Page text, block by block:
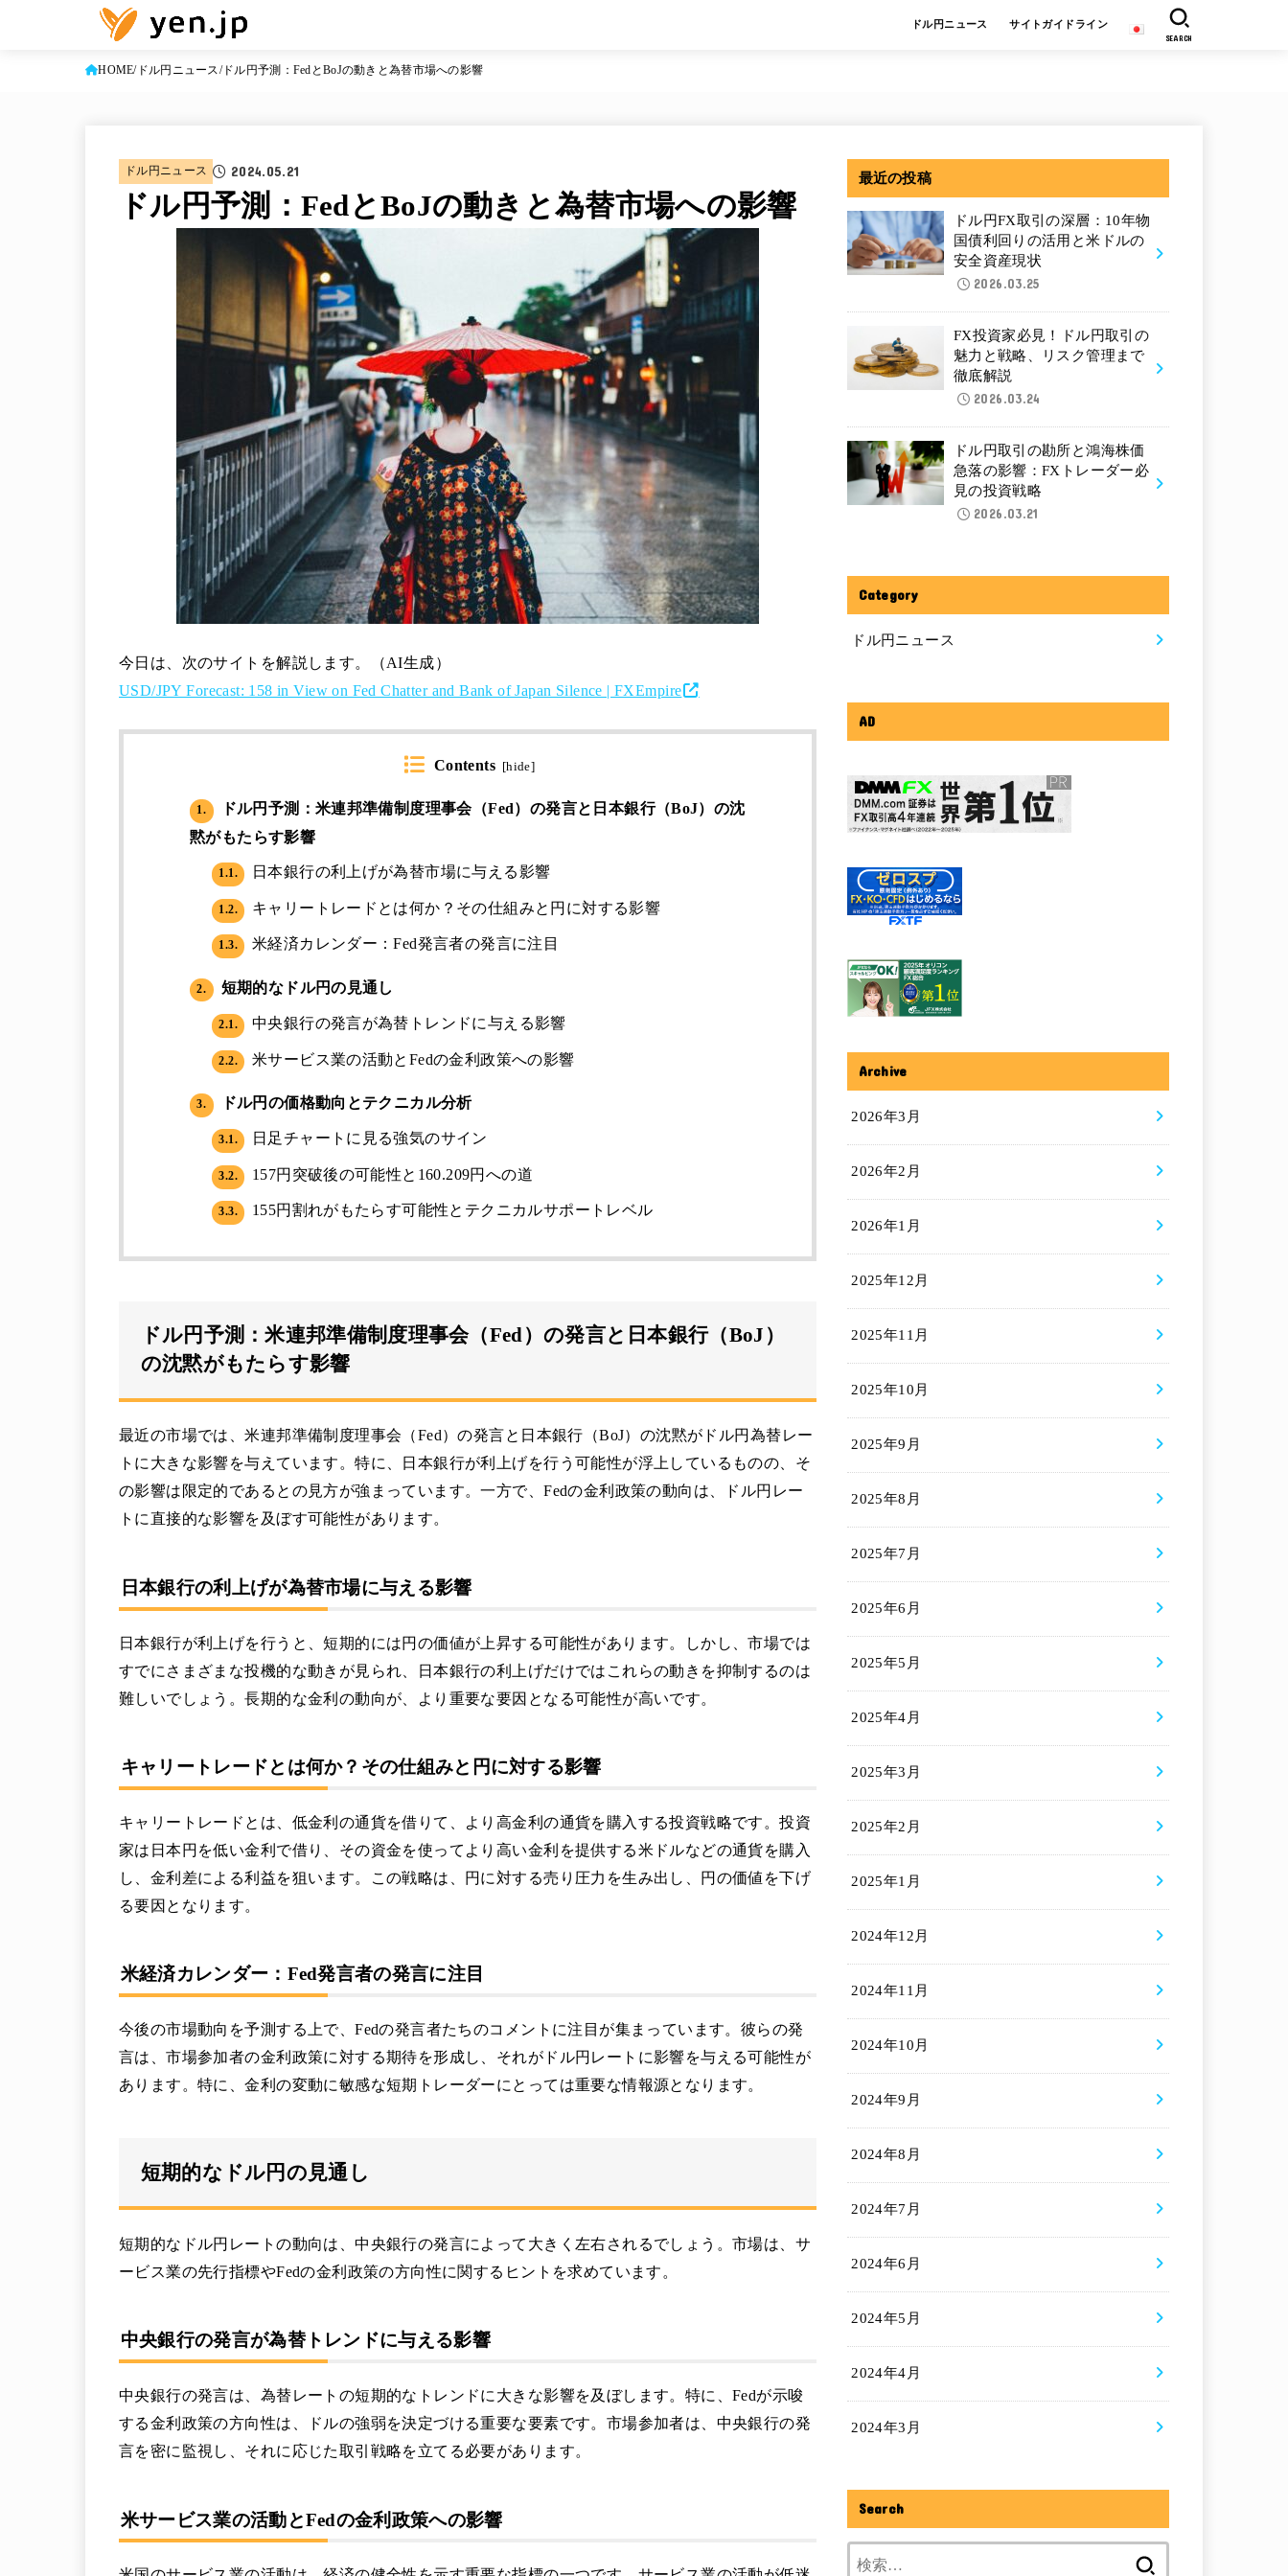
ドル円ニュース サイトガイドライン
SEARCH
HOME ドル円ニュース ドル円予測：FedとBoJの動きと為替市場への影響
ドル円ニュース 2024.05.21
ドル円予測：FedとBoJの動きと為替市場への影響
今日は、次のサイトを解説します。（AI生成）
USD/JPY Forecast: 158 in View on Fed Chatter and Bank of Japan Silence | FXEmpire
Contents [hide]
1.
ドル円予測：米連邦準備制度理事会（Fed）の発言と日本銀行（BoJ）の沈
黙がもたらす影響
1.1. 日本銀行の利上げが為替市場に与える影響
1.2. キャリートレードとは何か？その仕組みと円に対する影響
1.3. 米経済カレンダー：Fed発言者の発言に注目
2. 短期的なドル円の見通し
2.1. 中央銀行の発言が為替トレンドに与える影響
2.2. 米サービス業の活動とFedの金利政策への影響
3. ドル円の価格動向とテクニカル分析
3.1. 日足チャートに見る強気のサイン
3.2. 157円突破後の可能性と160.209円への道
3.3. 155円割れがもたらす可能性とテクニカルサポートレベル
ドル円予測：米連邦準備制度理事会（Fed）の発言と日本銀行（BoJ）
の沈黙がもたらす影響
最近の市場では、米連邦準備制度理事会（Fed）の発言と日本銀行（BoJ）の沈黙がドル円為替レー
トに大きな影響を与えています。特に、日本銀行が利上げを行う可能性が浮上しているものの、そ
の影響は限定的であるとの見方が強まっています。一方で、Fedの金利政策の動向は、ドル円レー
トに直接的な影響を及ぼす可能性があります。
日本銀行の利上げが為替市場に与える影響
日本銀行が利上げを行うと、短期的には円の価値が上昇する可能性があります。しかし、市場では
すでにさまざまな投機的な動きが見られ、日本銀行の利上げだけではこれらの動きを抑制するのは
難しいでしょう。長期的な金利の動向が、より重要な要因となる可能性が高いです。
キャリートレードとは何か？その仕組みと円に対する影響
キャリートレードとは、低金利の通貨を借りて、より高金利の通貨を購入する投資戦略です。投資
家は日本円を低い金利で借り、その資金を使ってより高い金利を提供する米ドルなどの通貨を購入
し、金利差による利益を狙います。この戦略は、円に対する売り圧力を生み出し、円の価値を下げ
る要因となります。
米経済カレンダー：Fed発言者の発言に注目
今後の市場動向を予測する上で、Fedの発言者たちのコメントに注目が集まっています。彼らの発
言は、市場参加者の金利政策に対する期待を形成し、それがドル円レートに影響を与える可能性が
あります。特に、金利の変動に敏感な短期トレーダーにとっては重要な情報源となります。
短期的なドル円の見通し
短期的なドル円レートの動向は、中央銀行の発言によって大きく左右されるでしょう。市場は、サ
ービス業の先行指標やFedの金利政策の方向性に関するヒントを求めています。
中央銀行の発言が為替トレンドに与える影響
中央銀行の発言は、為替レートの短期的なトレンドに大きな影響を及ぼします。特に、Fedが示唆
する金利政策の方向性は、ドルの強弱を決定づける重要な要素です。市場参加者は、中央銀行の発
言を密に監視し、それに応じた取引戦略を立てる必要があります。
米サービス業の活動とFedの金利政策への影響
最近の投稿
ドル円FX取引の深層：10年物
国債利回りの活用と米ドルの
安全資産現状
2026.03.25
FX投資家必見！ドル円取引の
魅力と戦略、リスク管理まで
徹底解説
2026.03.24
ドル円取引の勘所と鴻海株価
急落の影響：FXトレーダー必
見の投資戦略
2026.03.21
Category
ドル円ニュース
AD
Archive
2026年3月
2026年2月
2026年1月
2025年12月
2025年11月
2025年10月
2025年9月
2025年8月
2025年7月
2025年6月
2025年5月
2025年4月
2025年3月
2025年2月
2025年1月
2024年12月
2024年11月
2024年10月
2024年9月
2024年8月
2024年7月
2024年6月
2024年5月
2024年4月
2024年3月
Search